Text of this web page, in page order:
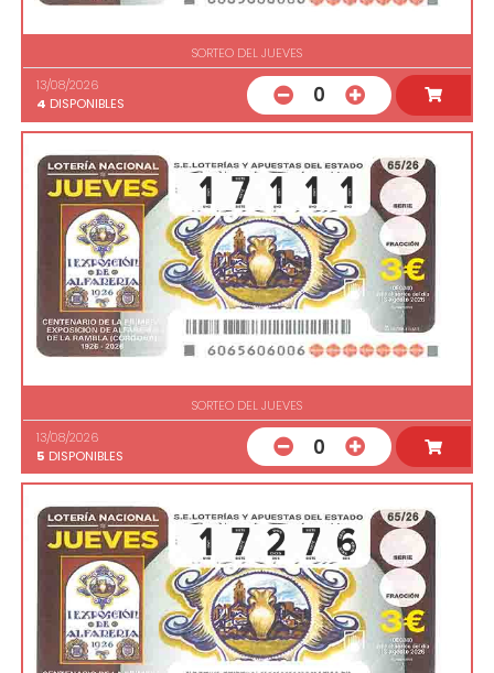
SORTEO DEL JUEVES
13/08/2026
4 DISPONIBLES 0
SORTEO DEL JUEVES
13/08/2026
5 DISPONIBLES 0